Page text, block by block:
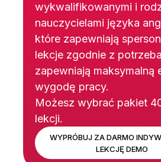
wykwalifikowanymi i
nauczycielami języka
które zapewniają
lekcje zgodnie z
zapewniają maksymalną
wygodę pracy.
Możesz wybrać pakiet
lekcji.
WYPRÓBUJ ZA DARMO
LEKCJĘ DEMO